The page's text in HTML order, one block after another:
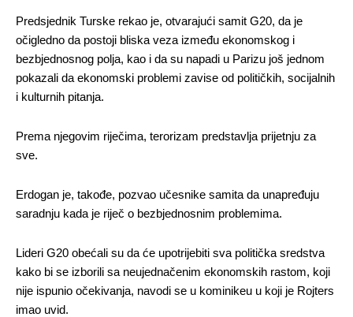
Predsjednik Turske rekao je, otvarajući samit G20, da je
očigledno da postoji bliska veza između ekonomskog i
bezbjednosnog polja, kao i da su napadi u Parizu još jednom
pokazali da ekonomski problemi zavise od političkih, socijalnih
i kulturnih pitanja.
Prema njegovim riječima, terorizam predstavlja prijetnju za
sve.
Erdogan je, takođe, pozvao učesnike samita da unapređuju
saradnju kada je riječ o bezbjednosnim problemima.
Lideri G20 obećali su da će upotrijebiti sva politička sredstva
kako bi se izborili sa neujednačenim ekonomskih rastom, koji
nije ispunio očekivanja, navodi se u kominikeu u koji je Rojters
imao uvid.